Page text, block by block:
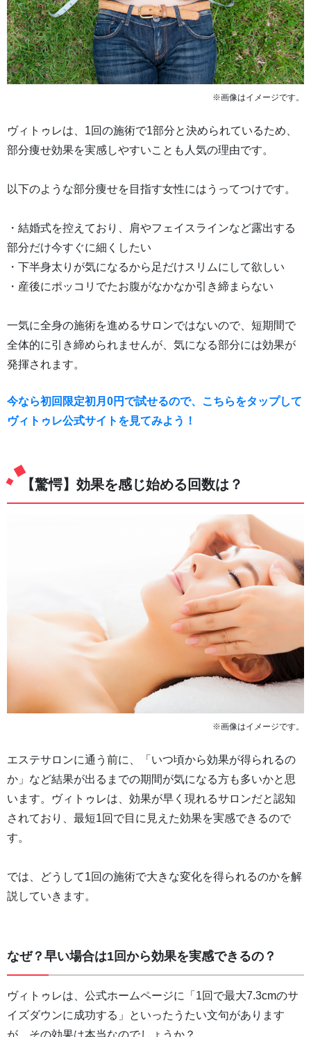
※画像はイメージです。
ヴィトゥレは、1回の施術で1部分と決められているため、
部分痩せ効果を実感しやすいことも人気の理由です。
以下のような部分痩せを目指す女性にはうってつけです。
・結婚式を控えており、肩やフェイスラインなど露出する
部分だけ今すぐに細くしたい
・下半身太りが気になるから足だけスリムにして欲しい
・産後にポッコリでたお腹がなかなか引き締まらない
一気に全身の施術を進めるサロンではないので、短期間で
全体的に引き締められませんが、気になる部分には効果が
発揮されます。
今なら初回限定初月0円で試せるので、こちらをタップして
ヴィトゥレ公式サイトを見てみよう！
【驚愕】効果を感じ始める回数は？
※画像はイメージです。
エステサロンに通う前に、「いつ頃から効果が得られるの
か」など結果が出るまでの期間が気になる方も多いかと思
います。ヴィトゥレは、効果が早く現れるサロンだと認知
されており、最短1回で目に見えた効果を実感できるので
す。
では、どうして1回の施術で大きな変化を得られるのかを解
説していきます。
なぜ？早い場合は1回から効果を実感できるの？
ヴィトゥレは、公式ホームページに「1回で最大7.3cmのサ
イズダウンに成功する」といったうたい文句があります
が、その効果は本当なのでしょうか？